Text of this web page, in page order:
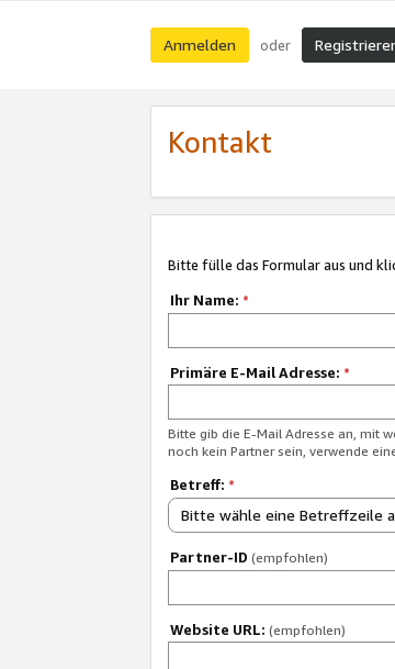
Anmelden oder
Kontakt
Bitte fülle das Formular aus und
Ihr Name: *
Primäre E-Mail Adresse: *
Bitte gib die E-Mail Adresse an, mit
noch kein Partner sein, verwende
Betreff: *
Bitte wähle eine Betreffzeile
Partner-ID (empfohlen)
Website URL: (empfohlen)